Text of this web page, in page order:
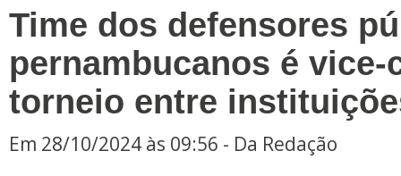
Time dos defensores
pernambucanos é vice-
torneio entre
Em 28/10/2024 às 09:56 - Da Redação